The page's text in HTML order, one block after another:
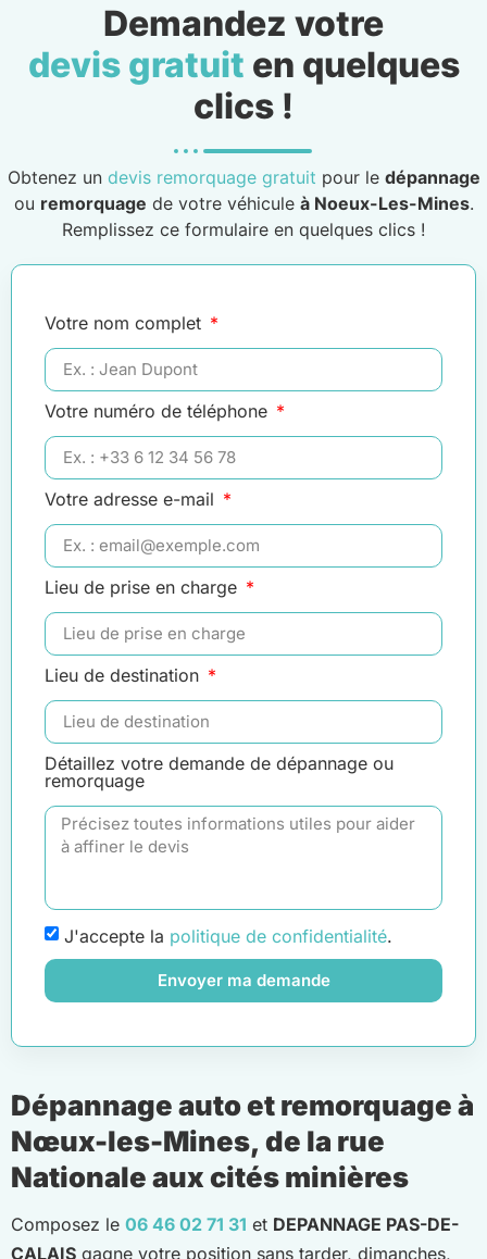
Demandez votre
devis gratuit en quelques
clics !
Obtenez un devis remorquage gratuit pour le dépannage
ou remorquage de votre véhicule à Noeux-Les-Mines.
Remplissez ce formulaire en quelques clics !
Votre nom complet
Votre numéro de téléphone
Votre adresse e-mail
Lieu de prise en charge
Lieu de destination
Détaillez votre demande de dépannage ou
remorquage
J'accepte la politique de confidentialité.
Envoyer ma demande
Dépannage auto et remorquage à
Nœux-les-Mines, de la rue
Nationale aux cités minières
Composez le 06 46 02 71 31 et DEPANNAGE PAS-DE-
CALAIS gagne votre position sans tarder, dimanches,